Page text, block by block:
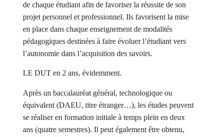
de chaque étudiant afin de favoriser la réussite de son
projet personnel et professionnel. Ils favorisent la mise
en place dans chaque enseignement de modalités
pédagogiques destinées à faire évoluer l’étudiant vers
l’autonomie dans l’acquisition des savoirs.
LE DUT en 2 ans, évidemment.
Après un baccalauréat général, technologique ou
équivalent (DAEU, titre étranger…), les études peuvent
se réaliser en formation initiale à temps plein en deux
ans (quatre semestres). Il peut également être obtenu,